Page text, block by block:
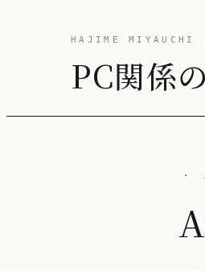
HAJIME MIYAUCHI
PC関係
·